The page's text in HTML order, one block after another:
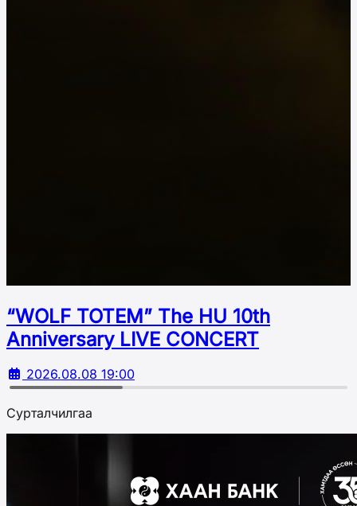
“WOLF TOTEM” The HU 10th
Аnniversary LIVE CONCERT
2026.08.08 19:00
Сурталчилгаа